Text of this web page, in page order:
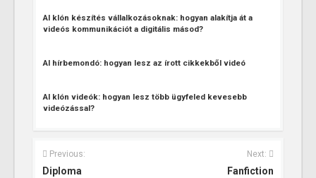
AI klón készítés vállalkozásoknak: hogyan alakítja át a
videós kommunikációt a digitális másod?
AI hírbemondó: hogyan lesz az írott cikkekből videó
AI klón videók: hogyan lesz több ügyfeled kevesebb
videózással?
Previous:
Diploma
Next:
Fanfiction